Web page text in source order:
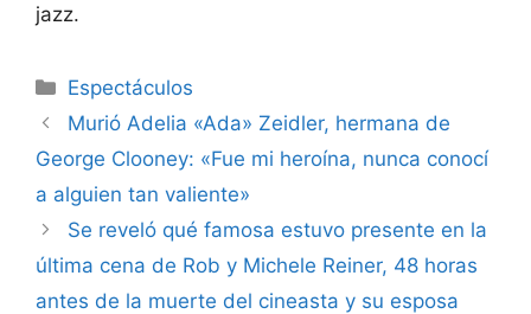
jazz.
Espectáculos
Murió Adelia «Ada» Zeidler, hermana de
George Clooney: «Fue mi heroína, nunca conocí
a alguien tan valiente»
Se reveló qué famosa estuvo presente en la
última cena de Rob y Michele Reiner, 48 horas
antes de la muerte del cineasta y su esposa